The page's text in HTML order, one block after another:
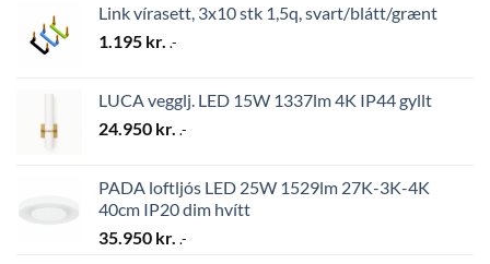
Link vírasett, 3x10 stk 1,5q, svart/blátt/grænt
1.195 kr. .-
LUCA vegglj. LED 15W 1337lm 4K IP44 gyllt
24.950 kr. .-
PADA loftljós LED 25W 1529lm 27K-3K-4K
40cm IP20 dim hvítt
35.950 kr. .-